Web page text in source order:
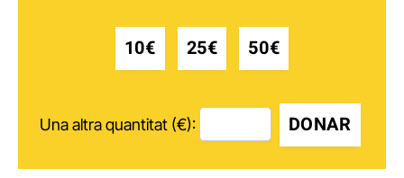
10€ 25€ 50€
Una altra quantitat (€): DONAR